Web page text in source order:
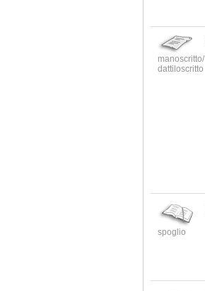
manoscritto/
dattiloscritto
spoglio